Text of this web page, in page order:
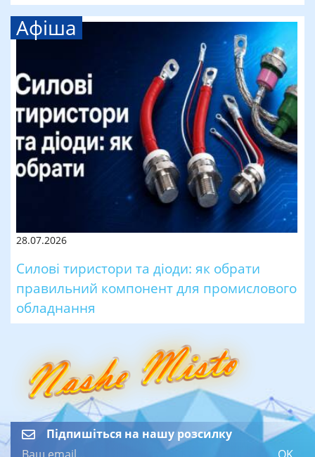
Афіша
28.07.2026
Силові тиристори та діоди: як обрати
правильний компонент для промислового
обладнання
Підпишіться на нашу розсилку